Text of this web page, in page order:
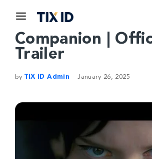
Companion |
Trailer
by TIX ID Admin January 26, 2025